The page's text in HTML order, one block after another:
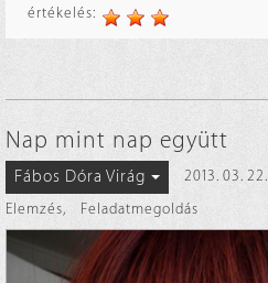
értékelés:
Nap mint nap együtt
Fábos Dóra Virág 2013. 03. 22.
Elemzés, Feladatmegoldás